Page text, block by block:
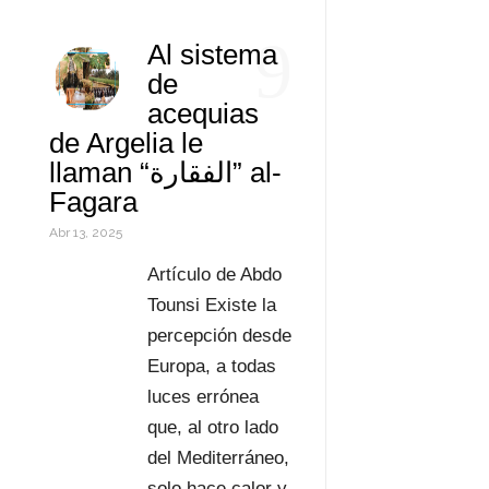
I
n
A
p
p
e
r
e
s
i
l
r
d
P
r
s
o
m
p
a
t
r
9
Al sistema
de
acequias
de Argelia le
llaman “الفقارة” al-
Fagara
Abr 13, 2025
Artículo de Abdo
Tounsi Existe la
percepción desde
Europa, a todas
luces errónea
que, al otro lado
del Mediterráneo,